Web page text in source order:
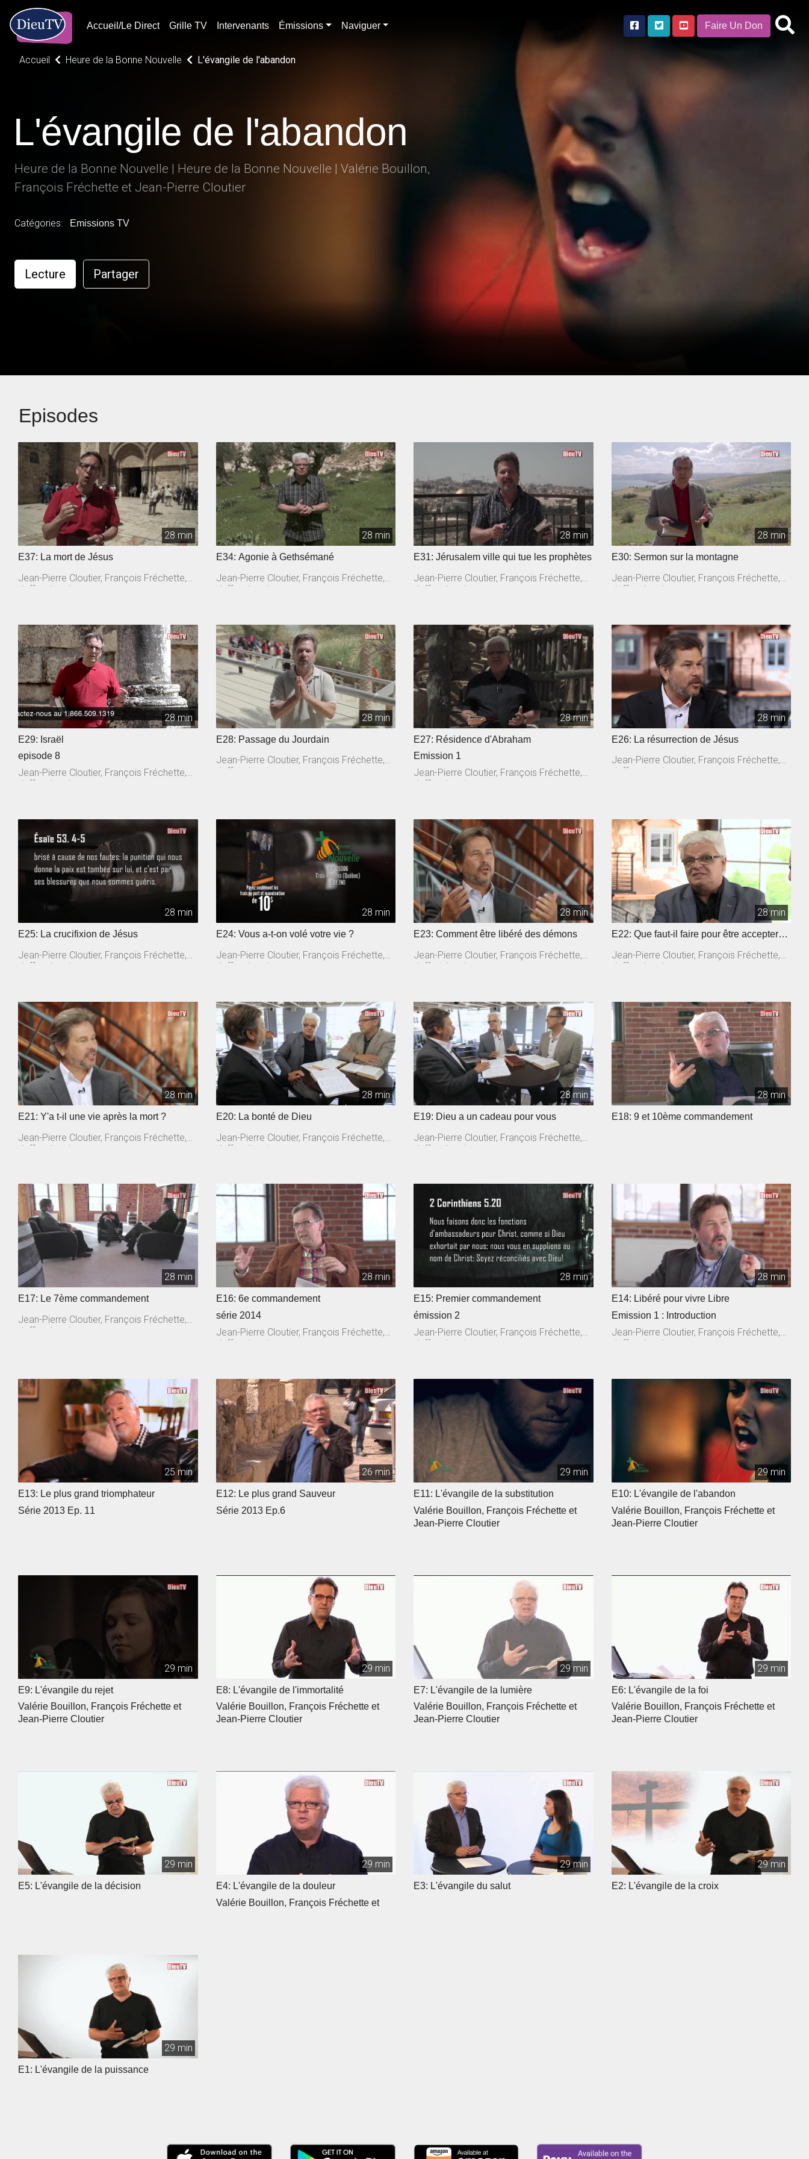
Accueil/Le Direct Grille TV Intervenants Émissions Naviguer Faire Un Don
Accueil Heure de la Bonne Nouvelle L'évangile de l'abandon
L'évangile de l'abandon
Heure de la Bonne Nouvelle | Heure de la Bonne Nouvelle | Valérie Bouillon,
François Fréchette et Jean-Pierre Cloutier
Catégories: Emissions TV
Lecture Partager
Episodes
28 min
E37: La mort de Jésus
Jean-Pierre Cloutier, François Fréchette,
Jeffrey Laurin
28 min
E34: Agonie à Gethsémané
Jean-Pierre Cloutier, François Fréchette,
Jeffrey Laurin
28 min
E31: Jérusalem ville qui tue les prophètes
Jean-Pierre Cloutier, François Fréchette,
Jeffrey Laurin
28 min
E30: Sermon sur la montagne
Jean-Pierre Cloutier, François Fréchette,
Jeffrey Laurin
28 min
E29: Israël
episode 8
Jean-Pierre Cloutier, François Fréchette,
Jeffrey Laurin
28 min
E28: Passage du Jourdain
Jean-Pierre Cloutier, François Fréchette,
Jeffrey Laurin
28 min
E27: Résidence d'Abraham
Emission 1
Jean-Pierre Cloutier, François Fréchette,
Jeffrey Laurin
28 min
E26: La résurrection de Jésus
Jean-Pierre Cloutier, François Fréchette,
Jeffrey Laurin
28 min
E25: La crucifixion de Jésus
Jean-Pierre Cloutier, François Fréchette,
Jeffrey Laurin
28 min
E24: Vous a-t-on volé votre vie ?
Jean-Pierre Cloutier, François Fréchette,
Jeffrey Laurin
28 min
E23: Comment être libéré des démons
Jean-Pierre Cloutier, François Fréchette,
Jeffrey Laurin
28 min
E22: Que faut-il faire pour être accepter
Jean-Pierre Cloutier, François Fréchette,
Jeffrey Laurin
28 min
E21: Y'a t-il une vie après la mort ?
Jean-Pierre Cloutier, François Fréchette,
Jeffrey Laurin
28 min
E20: La bonté de Dieu
Jean-Pierre Cloutier, François Fréchette,
Jeffrey Laurin
28 min
E19: Dieu a un cadeau pour vous
Jean-Pierre Cloutier, François Fréchette,
Jeffrex Laurin
28 min
E18: 9 et 10ème commandement
28 min
E17: Le 7ème commandement
Jean-Pierre Cloutier, François Fréchette,
Jeffrey Laurin
28 min
E16: 6e commandement
série 2014
Jean-Pierre Cloutier, François Fréchette,
Jeffrey Laurin
28 min
E15: Premier commandement
émission 2
Jean-Pierre Cloutier, François Fréchette,
Jeffrey Laurin
28 min
E14: Libéré pour vivre Libre
Emission 1 : Introduction
Jean-Pierre Cloutier, François Fréchette,
Jeffrey Laurin
25 min
E13: Le plus grand triomphateur
Série 2013 Ep. 11
26 min
E12: Le plus grand Sauveur
Série 2013 Ep.6
29 min
E11: L'évangile de la substitution
Valérie Bouillon, François Fréchette et
Jean-Pierre Cloutier
29 min
E10: L'évangile de l'abandon
Valérie Bouillon, François Fréchette et
Jean-Pierre Cloutier
29 min
E9: L'évangile du rejet
Valérie Bouillon, François Fréchette et
Jean-Pierre Cloutier
29 min
E8: L'évangile de l'immortalité
Valérie Bouillon, François Fréchette et
Jean-Pierre Cloutier
29 min
E7: L'évangile de la lumière
Valérie Bouillon, François Fréchette et
Jean-Pierre Cloutier
29 min
E6: L'évangile de la foi
Valérie Bouillon, François Fréchette et
Jean-Pierre Cloutier
29 min
E5: L'évangile de la décision
29 min
E4: L'évangile de la douleur
Valérie Bouillon, François Fréchette et
29 min
E3: L'évangile du salut
29 min
E2: L'évangile de la croix
29 min
E1: L'évangile de la puissance